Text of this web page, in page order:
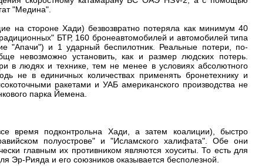
"Медина".
на стороне Хади) безвозвратно потеряла как минимум 40
БТР, 160 бронеавтомобилей и автомобилей типа
"Апачи") и 1 ударный беспилотник. Реальные потери, по-
невозможно установить, как и размер людских потерь.
в людях и технике, тем не менее в условиях абсолютного
не в единичных количествах применять бронетехнику и
ракетами и УАБ американского производства не
парка Йемена.
время подконтрольна Хади, а затем коалиции), быстро
полуострове" и "Исламского халифата". Обе они
главным их противником являются хоуситы. То есть для
Эр-Рияда и его союзников оказывается бесполезной.